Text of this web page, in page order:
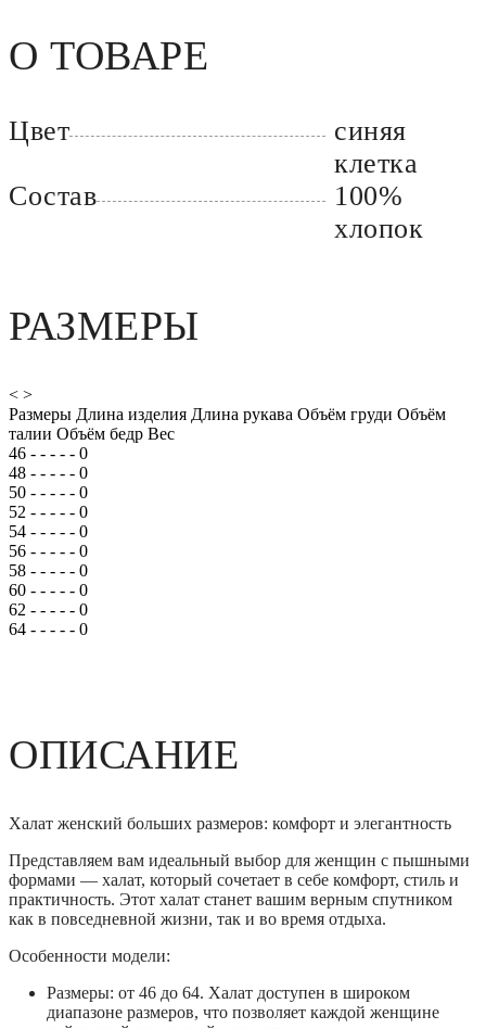
О ТОВАРЕ
Цвет
синяя
клетка
Состав
100%
хлопок
РАЗМЕРЫ
< >
Размеры Длина изделия Длина рукава Объём груди Объём
талии Объём бедр Вес
46 - - - - - 0
48 - - - - - 0
50 - - - - - 0
52 - - - - - 0
54 - - - - - 0
56 - - - - - 0
58 - - - - - 0
60 - - - - - 0
62 - - - - - 0
64 - - - - - 0
ОПИСАНИЕ
Халат женский больших размеров: комфорт и элегантность
Представляем вам идеальный выбор для женщин с пышными
формами — халат, который сочетает в себе комфорт, стиль и
практичность. Этот халат станет вашим верным спутником
как в повседневной жизни, так и во время отдыха.
Особенности модели:
Размеры: от 46 до 64. Халат доступен в широком
диапазоне размеров, что позволяет каждой женщине